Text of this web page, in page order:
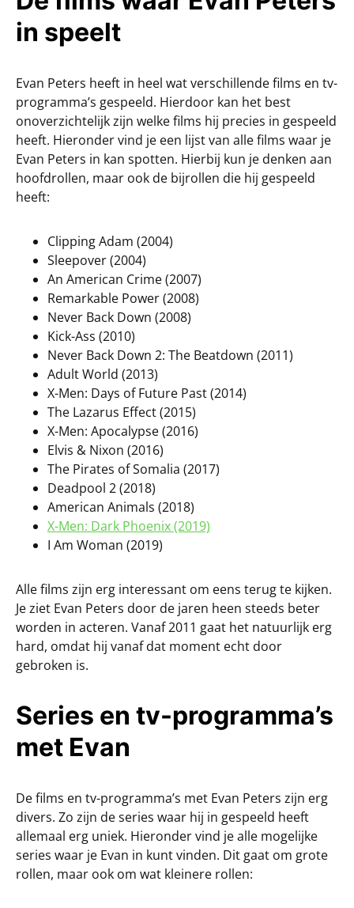
in speelt
Evan Peters heeft in heel wat verschillende films en tv-
programma’s gespeeld. Hierdoor kan het best
onoverzichtelijk zijn welke films hij precies in gespeeld
heeft. Hieronder vind je een lijst van alle films waar je
Evan Peters in kan spotten. Hierbij kun je denken aan
hoofdrollen, maar ook de bijrollen die hij gespeeld
heeft:
Clipping Adam (2004)
Sleepover (2004)
An American Crime (2007)
Remarkable Power (2008)
Never Back Down (2008)
Kick-Ass (2010)
Never Back Down 2: The Beatdown (2011)
Adult World (2013)
X-Men: Days of Future Past (2014)
The Lazarus Effect (2015)
X-Men: Apocalypse (2016)
Elvis & Nixon (2016)
The Pirates of Somalia (2017)
Deadpool 2 (2018)
American Animals (2018)
X-Men: Dark Phoenix (2019)
I Am Woman (2019)
Alle films zijn erg interessant om eens terug te kijken.
Je ziet Evan Peters door de jaren heen steeds beter
worden in acteren. Vanaf 2011 gaat het natuurlijk erg
hard, omdat hij vanaf dat moment echt door
gebroken is.
Series en tv-programma’s
met Evan
De films en tv-programma’s met Evan Peters zijn erg
divers. Zo zijn de series waar hij in gespeeld heeft
allemaal erg uniek. Hieronder vind je alle mogelijke
series waar je Evan in kunt vinden. Dit gaat om grote
rollen, maar ook om wat kleinere rollen: